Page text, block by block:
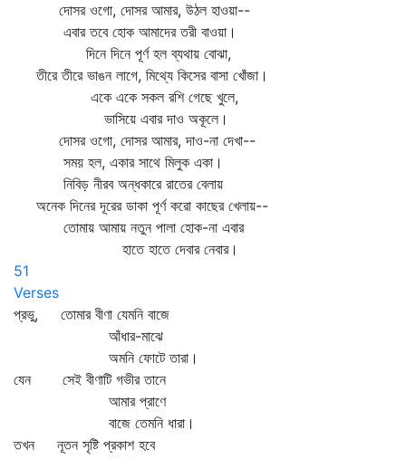
দোসর ওগো, দোসর আমার, উঠল হাওয়া--
এবার তবে হোক আমাদের তরী বাওয়া।
দিনে দিনে পূর্ণ হল ব্যথায় বোঝা,
তীরে তীরে ভাঙন লাগে, মিথ্যে কিসের বাসা খোঁজা।
একে একে সকল রশি গেছে খুলে,
ভাসিয়ে এবার দাও অকূলে।
দোসর ওগো, দোসর আমার, দাও-না দেখা--
সময় হল, একার সাথে মিলুক একা।
নিবিড় নীরব অন্ধকারে রাতের বেলায়
অনেক দিনের দূরের ডাকা পূর্ণ করো কাছের খেলায়--
তোমায় আমায় নতুন পালা হোক-না এবার
হাতে হাতে দেবার নেবার।
51
Verses
প্রভু, তোমার বীণা যেমনি বাজে
আঁধার-মাঝে
অমনি ফোটে তারা।
যেন সেই বীণাটি গভীর তানে
আমার প্রাণে
বাজে তেমনি ধারা।
তখন নূতন সৃষ্টি প্রকাশ হবে